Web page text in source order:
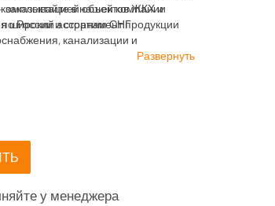
объектов ЖКХ и
ассортимент продукции
канализации и
заказывайте в нашей компании
России и странам СНГ.
Развернуть
у менеджера